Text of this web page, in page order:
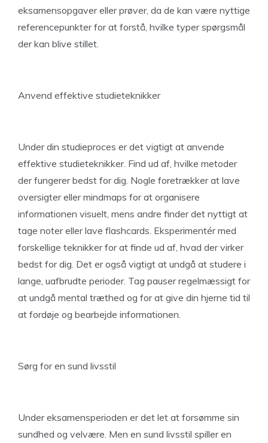
eksamensopgaver eller prøver, da de kan være nyttige
referencepunkter for at forstå, hvilke typer spørgsmål
der kan blive stillet.
Anvend effektive studieteknikker
Under din studieproces er det vigtigt at anvende
effektive studieteknikker. Find ud af, hvilke metoder
der fungerer bedst for dig. Nogle foretrækker at lave
oversigter eller mindmaps for at organisere
informationen visuelt, mens andre finder det nyttigt at
tage noter eller lave flashcards. Eksperimentér med
forskellige teknikker for at finde ud af, hvad der virker
bedst for dig. Det er også vigtigt at undgå at studere i
lange, uafbrudte perioder. Tag pauser regelmæssigt for
at undgå mental træthed og for at give din hjerne tid til
at fordøje og bearbejde informationen.
Sørg for en sund livsstil
Under eksamensperioden er det let at forsømme sin
sundhed og velvære. Men en sund livsstil spiller en